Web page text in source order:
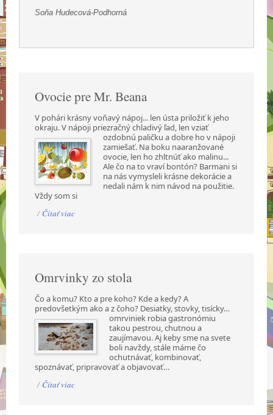
Soňa Hudecová-Podhorná
Ovocie pre Mr. Beana
V pohári krásny voňavý nápoj... len ústa priložiť k jeho
okraju. V nápoji priezračný chladivý ľad, len vziať
ozdobnú paličku a dobre ho v nápoji
zamiešať. Na boku naaranžované
ovocie, len ho zhltnúť ako malinu...
Ale čo na to vraví bontón? Barmani si
na nás vymysleli krásne dekorácie a
nedali nám k nim návod na použitie.
Vždy som si
/ Čítať viac
Omrvinky zo stola
Čo a komu? Kto a pre koho? Kde a kedy? A
predovšetkým ako a z čoho? Desiatky, stovky,tisícky…
omrviniek robia gastronómiu
takou pestrou, chutnou a
zaujímavou. Aj keby sme na svete
boli navždy, stále máme čo
ochutnávať, kombinovať,
spoznávať, pripravovať a objavovať…
/ Čítať viac